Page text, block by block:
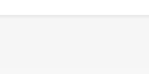
目前，太平新城中心农贸市场（妥